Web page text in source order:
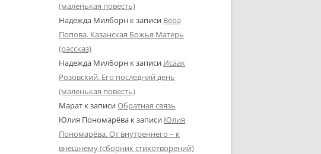
(маленькая повесть)
Надежда Милборн к записи Вера
Попова. Казанская Божья Матерь
(рассказ)
Надежда Милборн к записи Исаак
Розовский. Его последний день
(маленькая повесть)
Марат к записиОбратная связь
Юлия Пономарёва к записи Юлия
Пономарёва. От внутреннего – к
внешнему (сборник стихотворений)